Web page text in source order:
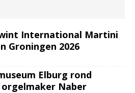
International Martini
Groningen 2026
Elburg rond
Naber